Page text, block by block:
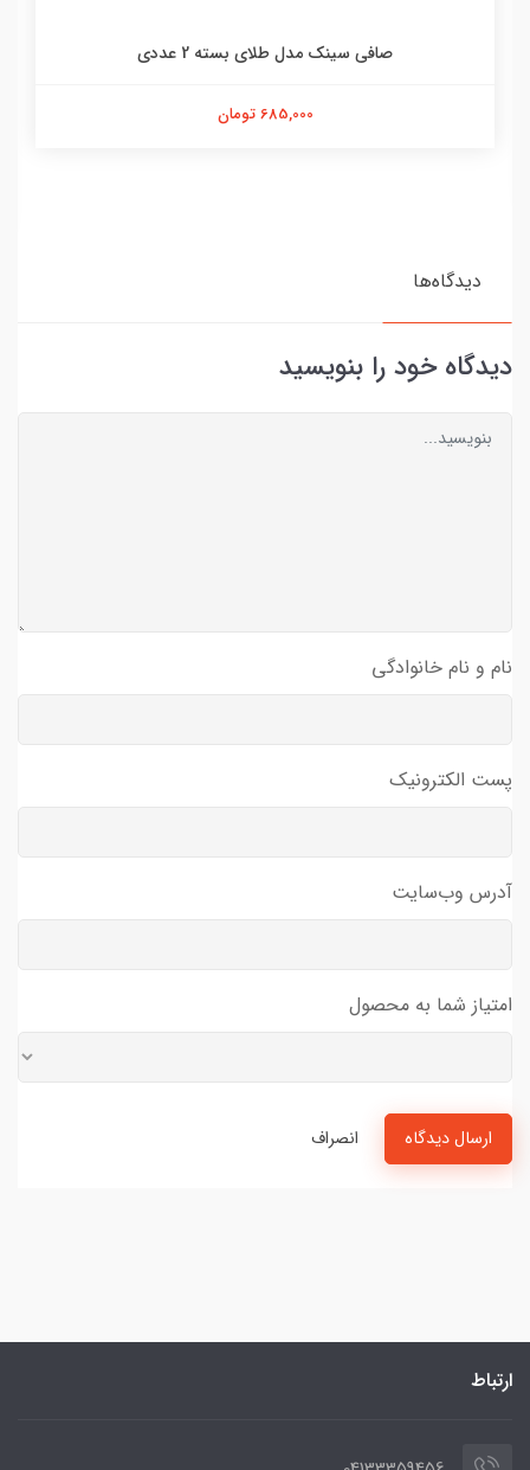
صافی سینک مدل طلای بسته 2 عددی
685,000 تومان
دیدگاه‌ها
دیدگاه خود را بنویسید
نام و نام خانوادگی
پست الکترونیک
آدرس وب‌سایت
امتیاز شما به محصول
ارسال دیدگاه انصراف
ارتباط